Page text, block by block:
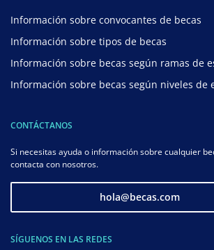
Información sobre convocantes de becas
Información sobre tipos de becas
Información sobre becas según ramas de
Información sobre becas según niveles de
CONTÁCTANOS
Si necesitas ayuda o información sobre cualquier
contacta con nosotros.
hola@becas.com
SÍGUENOS EN LAS REDES